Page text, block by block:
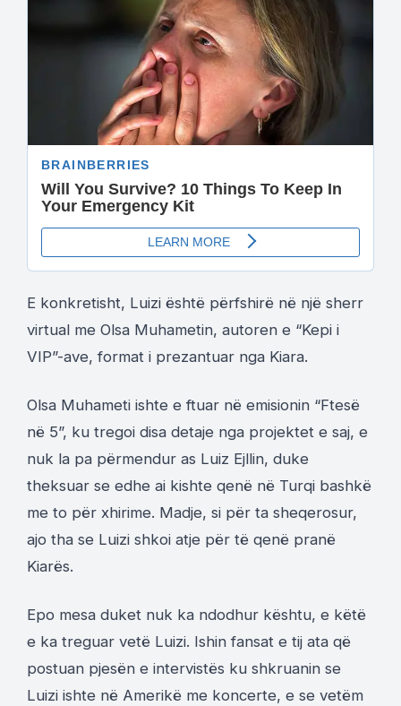
E konkretisht, Luizi është përfshirë në një sherr
virtual me Olsa Muhametin, autoren e “Kepi i
VIP”-ave, format i prezantuar nga Kiara.
Olsa Muhameti ishte e ftuar në emisionin “Ftesë
në 5”, ku tregoi disa detaje nga projektet e saj, e
nuk la pa përmendur as Luiz Ejllin, duke
theksuar se edhe ai kishte qenë në Turqi bashkë
me to për xhirime. Madje, si për ta sheqerosur,
ajo tha se Luizi shkoi atje për të qenë pranë
Kiarës.
Epo mesa duket nuk ka ndodhur kështu, e këtë
e ka treguar vetë Luizi. Ishin fansat e tij ata që
postuan pjesën e intervistës ku shkruanin se
Luizi ishte në Amerikë me koncerte, e se vetëm